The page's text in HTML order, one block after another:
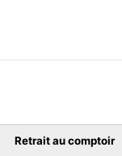
Retrait au comptoir